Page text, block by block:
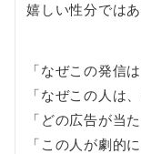
嬉しい性分ではあ
「なぜこの発信
「なぜこの人は
「どの広告が当
「この人が劇的